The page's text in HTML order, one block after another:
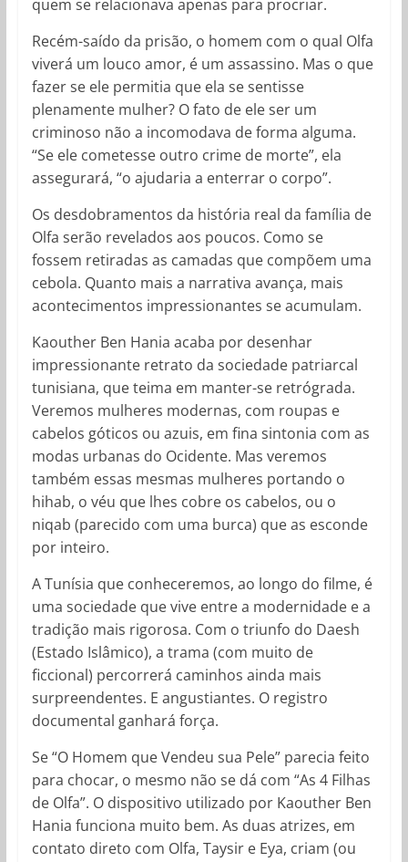
quem se relacionava apenas para procriar.
Recém-saído da prisão, o homem com o qual Olfa
viverá um louco amor, é um assassino. Mas o que
fazer se ele permitia que ela se sentisse
plenamente mulher? O fato de ele ser um
criminoso não a incomodava de forma alguma.
“Se ele cometesse outro crime de morte”, ela
assegurará, “o ajudaria a enterrar o corpo”.
Os desdobramentos da história real da família de
Olfa serão revelados aos poucos. Como se
fossem retiradas as camadas que compõem uma
cebola. Quanto mais a narrativa avança, mais
acontecimentos impressionantes se acumulam.
Kaouther Ben Hania acaba por desenhar
impressionante retrato da sociedade patriarcal
tunisiana, que teima em manter-se retrógrada.
Veremos mulheres modernas, com roupas e
cabelos góticos ou azuis, em fina sintonia com as
modas urbanas do Ocidente. Mas veremos
também essas mesmas mulheres portando o
hihab, o véu que lhes cobre os cabelos, ou o
niqab (parecido com uma burca) que as esconde
por inteiro.
A Tunísia que conheceremos, ao longo do filme, é
uma sociedade que vive entre a modernidade e a
tradição mais rigorosa. Com o triunfo do Daesh
(Estado Islâmico), a trama (com muito de
ficcional) percorrerá caminhos ainda mais
surpreendentes. E angustiantes. O registro
documental ganhará força.
Se “O Homem que Vendeu sua Pele” parecia feito
para chocar, o mesmo não se dá com “As 4 Filhas
de Olfa”. O dispositivo utilizado por Kaouther Ben
Hania funciona muito bem. As duas atrizes, em
contato direto com Olfa, Taysir e Eya, criam (ou